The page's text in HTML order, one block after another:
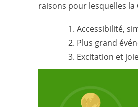
raisons pour lesquelles la
Accessibilité,
Plus grand
Excitation et